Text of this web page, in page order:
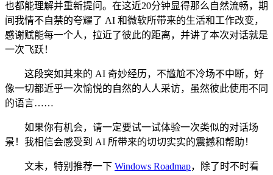
也都能理解并重新提问。在这近20分钟显得那么自然流畅，期
间我情不自禁的夸耀了 AI 和微软所带来的生活和工作改变，
感谢赋能每一个人，拉近了彼此的距离，并讲了本次对话就是
一次飞跃！
这段突如其来的 AI 奇妙经历，不尴尬不冷场不中断，好
像一切都近乎一次愉悦的自然的人人采访，虽然彼此使用不同
的语言……
如果你有机会，请一定要试一试体验一次类似的对话场
景！我相信会感受到 AI 所带来的切切实实的震撼和帮助！
文末，特别推荐一下 Windows Roadmap，除了时不时看